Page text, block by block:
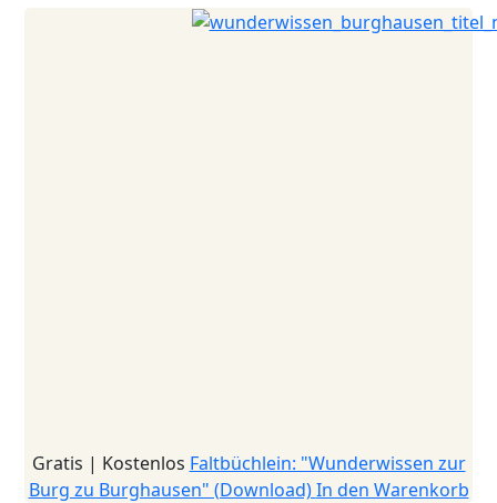
Gratis | Kostenlos Faltbüchlein: "Wunderwissen zur
Burg zu Burghausen" (Download)In den Warenkorb